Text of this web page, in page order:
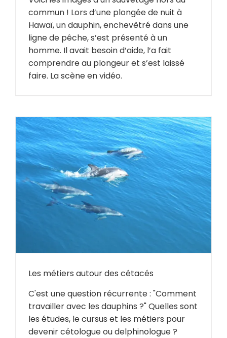
commun ! Lors d’une plongée de nuit à
Hawaï, un dauphin, enchevêtré dans une
ligne de pêche, s’est présenté à un
homme. Il avait besoin d’aide, l’a fait
comprendre au plongeur et s’est laissé
faire. La scène en vidéo.
Les métiers autour des cétacés
C'est une question récurrente : "Comment
travailler avec les dauphins ?" Quelles sont
les études, le cursus et les métiers pour
devenir cétologue ou delphinologue ?